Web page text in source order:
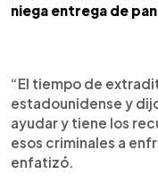
niega entrega de
“El tiempo de
estadounidense y
ayudar y tiene los
esos criminales a
enfatizó.